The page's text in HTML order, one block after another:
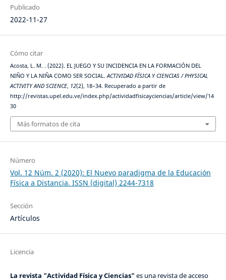
Publicado
2022-11-27
Cómo citar
Acosta, L. M. . (2022). EL JUEGO Y SU INCIDENCIA EN LA FORMACIÓN DEL
NIÑO Y LA NIÑA COMO SER SOCIAL.ACTIVIDAD FÍSICA Y CIENCIAS / PHYSICAL
ACTIVITY AND SCIENCE, 12(2), 18–34. Recuperado a partir de
http://revistas.upel.edu.ve/index.php/actividadfisicayciencias/article/view/14
30
Más formatos de cita
Número
Vol. 12 Núm. 2 (2020): El Nuevo paradigma de la Educación
Física a Distancia. ISSN (digital) 2244-7318
Sección
Artículos
Licencia
La revista "Actividad Física y Ciencias" es una revista de acceso